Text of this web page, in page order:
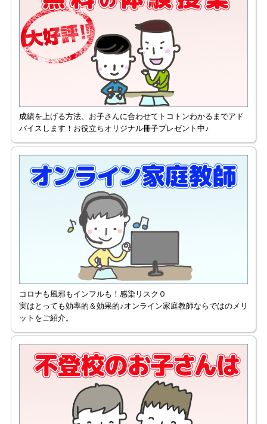
成績を上げる方法、お子さんに合わせてトコトンわかるまでアド
バイスします！お役立ちオリジナル冊子プレゼント中♪
コロナも風邪もインフルも！感染リスク０
実はとっても効率的＆効果的♪オンライン家庭教師ならではのメリ
ットをご紹介。